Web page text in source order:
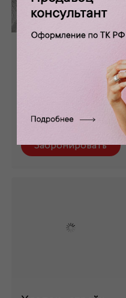
1 290 руб.
Забронировать